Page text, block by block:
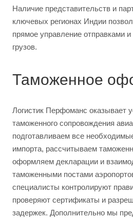
Наличие представительств и
ключевых регионах Индии
прямое управление отправками
грузов.
Таможенное
Логистик Перфоманс оказывает
таможенного сопровождения
подготавливаем все
импорта, рассчитываем
оформляем декларации и
таможенными постами
специалисты контролируют
проверяют сертификаты и
задержек. Дополнительно мы